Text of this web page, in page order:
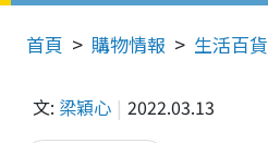
首頁 購物情報 生活百貨
文: 梁穎心 2022.03.13